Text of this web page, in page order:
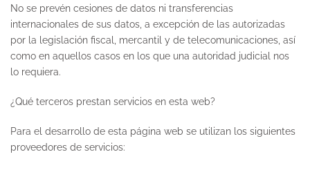
No se prevén cesiones de datos ni transferencias
internacionales de sus datos, a excepción de las autorizadas
por la legislación fiscal, mercantil y de telecomunicaciones, así
como en aquellos casos en los que una autoridad judicial nos
lo requiera.
¿Qué terceros prestan servicios en esta web?
Para el desarrollo de esta página web se utilizan los siguientes
proveedores de servicios: